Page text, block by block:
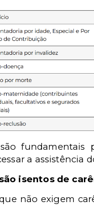
são
a assistência
isentos de
não exigem